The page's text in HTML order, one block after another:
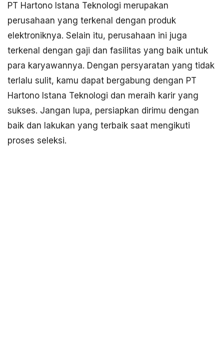
PT Hartono Istana Teknologi merupakan
perusahaan yang terkenal dengan produk
elektroniknya. Selain itu, perusahaan ini juga
terkenal dengan gaji dan fasilitas yang baik untuk
para karyawannya. Dengan persyaratan yang tidak
terlalu sulit, kamu dapat bergabung dengan PT
Hartono Istana Teknologi dan meraih karir yang
sukses. Jangan lupa, persiapkan dirimu dengan
baik dan lakukan yang terbaik saat mengikuti
proses seleksi.